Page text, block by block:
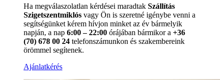
Ha megválaszolatlan kérdései maradtak Szállítás
Szigetszentmiklós vagy Ön is szeretné igénybe venni a
segítségünket kérem hívjon minket az év bármelyik
napján, a nap 6:00 – 22:00 órájában bármikor a +36
(70) 678 00 24 telefonszámunkon és szakembereink
örömmel segítenek.
Ajánlatkérés